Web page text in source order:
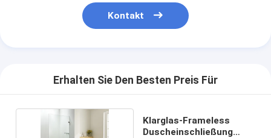
Kontakt
Erhalten Sie Den Besten Preis Für
Klarglas-Frameless
Duscheinschließung